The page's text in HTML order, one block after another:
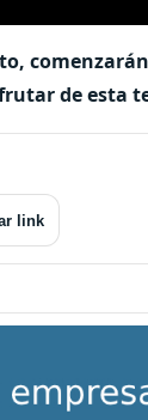
de esta
link